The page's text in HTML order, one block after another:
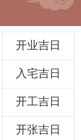
开业吉日
入宅吉日
开工吉日
开张吉日